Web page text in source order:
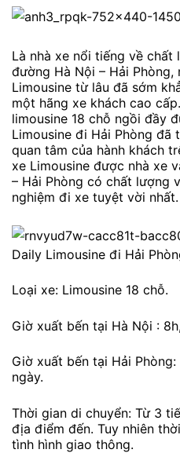
Là nhà xe nổi tiếng về
đường Hà Nội – Hải Phòng,
Limousine từ lâu đã sớm
một hãng xe khách cao
limousine 18 chỗ ngồi đầy
Limousine đi Hải Phòng đã
quan tâm của hành khách
xe Limousine được nhà xe
– Hải Phòng có chất lượng
nghiệm đi xe tuyệt vời nhất.
Daily Limousine đi Hải
Loại xe: Limousine 18 chỗ.
Giờ xuất bến tại Hà Nội :
Giờ xuất bến tại Hải Phòng:
ngày.
Thời gian di chuyển: Từ 3
địa điểm đến. Tuy nhiên
tình hình giao thông.